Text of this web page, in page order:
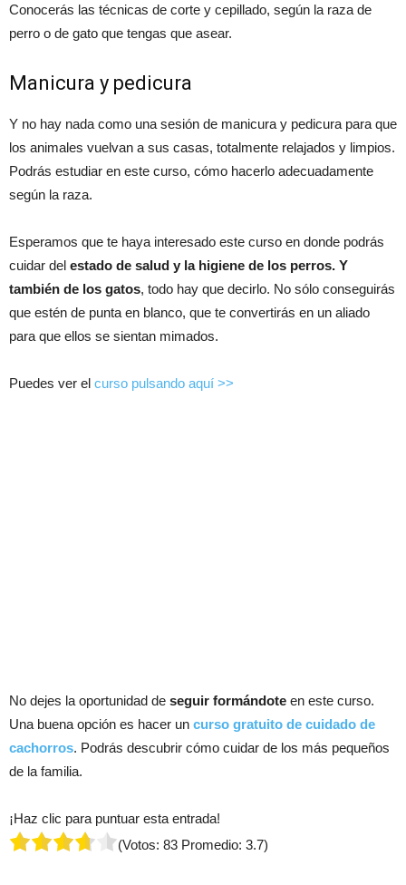
Conocerás las técnicas de corte y cepillado, según la raza de
perro o de gato que tengas que asear.
Manicura y pedicura
Y no hay nada como una sesión de manicura y pedicura para que
los animales vuelvan a sus casas, totalmente relajados y limpios.
Podrás estudiar en este curso, cómo hacerlo adecuadamente
según la raza.
Esperamos que te haya interesado este curso en donde podrás
cuidar del estado de salud y la higiene de los perros. Y
también de los gatos, todo hay que decirlo. No sólo conseguirás
que estén de punta en blanco, que te convertirás en un aliado
para que ellos se sientan mimados.
Puedes ver el curso pulsando aquí >>
No dejes la oportunidad de seguir formándote en este curso.
Una buena opción es hacer un curso gratuito de cuidado de
cachorros. Podrás descubrir cómo cuidar de los más pequeños
de la familia.
¡Haz clic para puntuar esta entrada!
(Votos: 83 Promedio: 3.7)